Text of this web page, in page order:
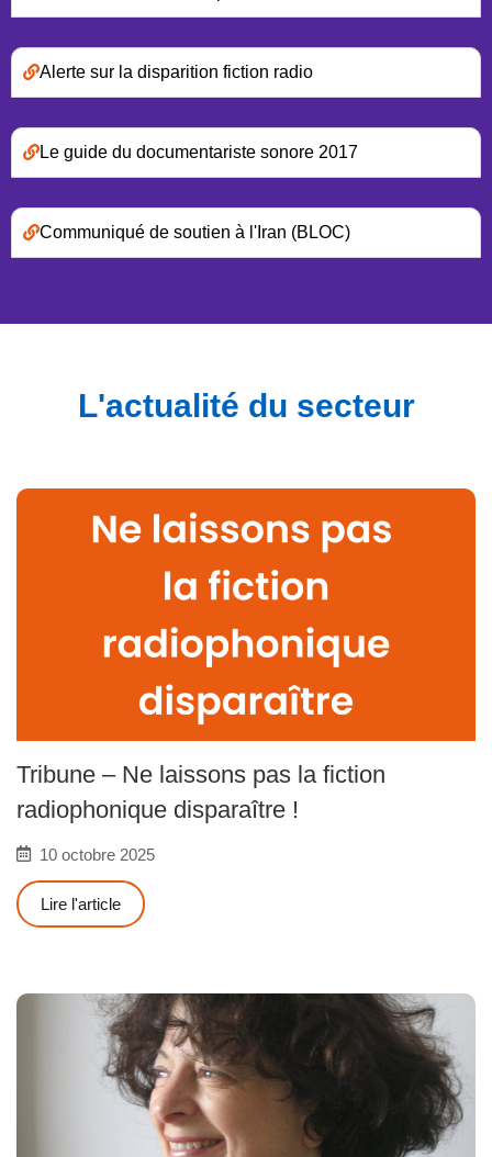
Alerte sur la disparition fiction radio
Le guide du documentariste sonore 2017
Communiqué de soutien à l'Iran (BLOC)
L'actualité du secteur
Tribune – Ne laissons pas la fiction
radiophonique disparaître !
10 octobre 2025
Lire l'article